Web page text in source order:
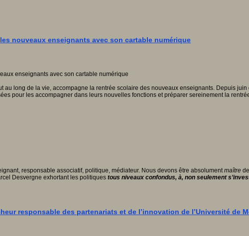
nouveaux enseignants avec son cartable numérique
au long de la vie, accompagne la rentrée scolaire des nouveaux enseignants. Depuis
pour les accompagner dans leurs nouvelles fonctions et préparer sereinement la
responsable associatif, politique, médiateur. Nous devons être absolumentmaître
Desvergne exhortant les politiques tous niveaux confondus, à, non seulement
responsable des partenariats et de l’innovation de l’Université de